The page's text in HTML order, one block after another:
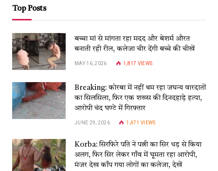
Top Posts
बच्चा मां से मांगता रहा मदद और बेशर्म औरत
बनाती रही रील, कलेजा चीर देंगी बच्चे की चीखें
MAY 16, 2026 1,817 VIEWS
Breaking: कोरबा में नहीं थम रहा जघन्य वारदातों
का सिलसिला, फिर एक शख्स की दिनदहाड़े हत्या,
आरोपी चंद घण्टे में गिरफ्तार
JUNE 29, 2026 1,471VIEWS
Korba: सिरफिरे पति ने पत्नी का सिर धड़ से किया
अलग, फिर सिर लेकर गाँव में घूमता रहा आरोपी,
मंजर देख काँप गया लोगों का कलेजा, देखें